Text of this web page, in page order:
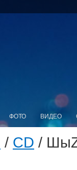
ФОТО ВИДЕО
/ CD /